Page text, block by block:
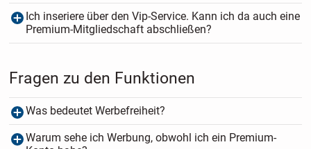
Ich inseriere über den Vip-Service. Kann ich da auch eine
Premium-Mitgliedschaft abschließen?
Fragen zu den Funktionen
Was bedeutet Werbefreiheit?
Warum sehe ich Werbung, obwohl ich ein Premium-